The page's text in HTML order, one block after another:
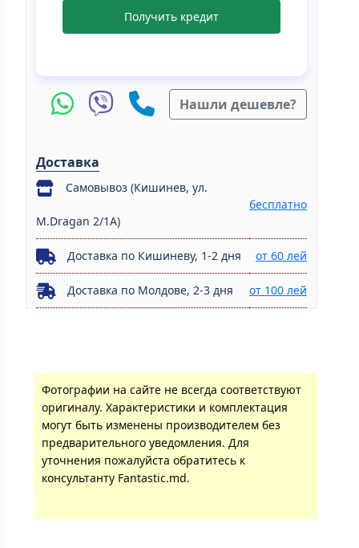
Получить кредит
Нашли дешевле?
Доставка
Самовывоз (Кишинев, ул.
M.Dragan 2/1A)
бесплатно
Доставка по Кишиневу, 1-2 дня от 60 лей
Доставка по Молдове, 2-3 дня от 100 лей
Фотографии на сайте не всегда соответствуют
оригиналу. Характеристики и комплектация
могут быть изменены производителем без
предварительного уведомления. Для
уточнения пожалуйста обратитесь к
консультанту Fantastic.md.